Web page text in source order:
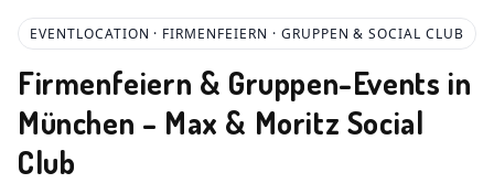
EVENTLOCATION · FIRMENFEIERN · GRUPPEN & SOCIAL CLUB
Firmenfeiern & Gruppen-Events in
München – Max & Moritz Social
Club